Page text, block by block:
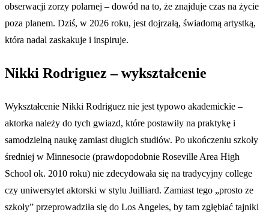
obserwacji zorzy polarnej – dowód na to, że znajduje czas na życie
poza planem. Dziś, w 2026 roku, jest dojrzałą, świadomą artystką,
która nadal zaskakuje i inspiruje.
Nikki Rodriguez – wykształcenie
Wykształcenie Nikki Rodriguez nie jest typowo akademickie –
aktorka należy do tych gwiazd, które postawiły na praktykę i
samodzielną naukę zamiast długich studiów. Po ukończeniu szkoły
średniej w Minnesocie (prawdopodobnie Roseville Area High
School ok. 2010 roku) nie zdecydowała się na tradycyjny college
czy uniwersytet aktorski w stylu Juilliard. Zamiast tego „prosto ze
szkoły” przeprowadziła się do Los Angeles, by tam zgłębiać tajniki